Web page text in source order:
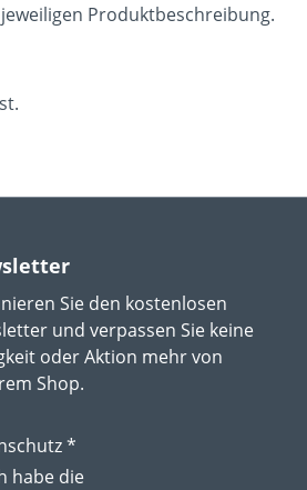
Produktbeschreibung.
Sie den kostenlosen
und verpassen Sie keine
oder Aktion mehr von
Shop.
*
habe die